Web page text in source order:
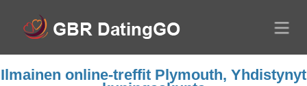
Ilmainen online-treffit Plymouth, Yhdistynyt